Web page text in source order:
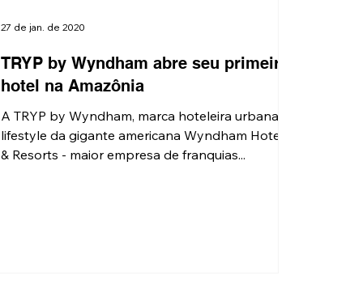
TRYP by Wyndham abre seu primeiro
hotel na Amazônia
A TRYP by Wyndham, marca hoteleira urbana e
lifestyle da gigante americana Wyndham Hotels
& Resorts - maior empresa de franquias...
27 de jan. de 2020